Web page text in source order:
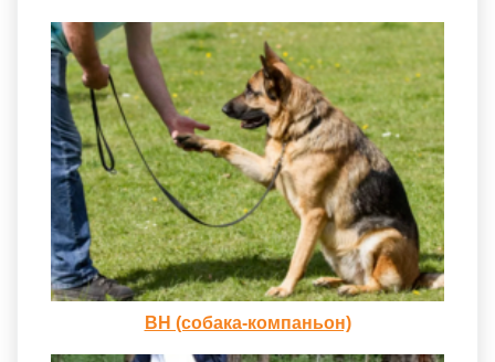
ВН (собака-компаньон)